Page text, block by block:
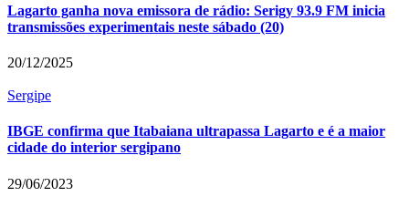
Lagarto ganha nova emissora de rádio: Serigy 93.9 FM inicia
transmissões experimentais neste sábado (20)
20/12/2025
Sergipe
IBGE confirma que Itabaiana ultrapassa Lagarto e é a maior
cidade do interior sergipano
29/06/2023